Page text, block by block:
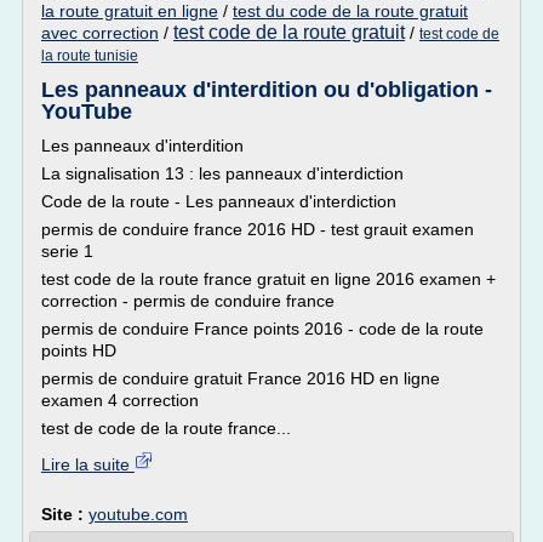
la route gratuit en ligne / test du code de la route gratuit
avec correction / test code de la route gratuit/ test code de
la route tunisie
Les panneaux d'interdition ou d'obligation -
YouTube
Les panneaux d'interdition
La signalisation 13 : les panneaux d'interdiction
Code de la route - Les panneaux d'interdiction
permis de conduire france 2016 HD - test grauit examen
serie 1
test code de la route france gratuit en ligne 2016 examen +
correction - permis de conduire france
permis de conduire France points 2016 - code de la route
points HD
permis de conduire gratuit France 2016 HD en ligne
examen 4 correction
test de code de la route france...
Lire la suite
Site : youtube.com